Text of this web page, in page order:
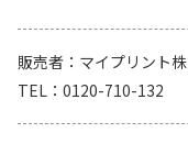
販売者
マイプリント
TEL
0120-710-132